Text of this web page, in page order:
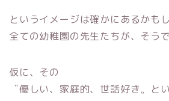
というイメージは確かにあるかも
全ての幼稚園の先生たちが、そう
仮に、その
〝優しい、家庭的、世話好き〟と